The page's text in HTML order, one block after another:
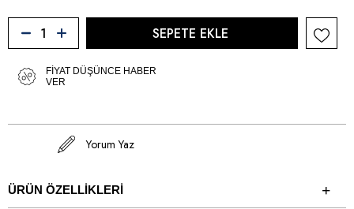
FIYAT DÜŞÜNCE HABER
VER
Yorum Yaz
ÜRÜN ÖZELLIKLERI